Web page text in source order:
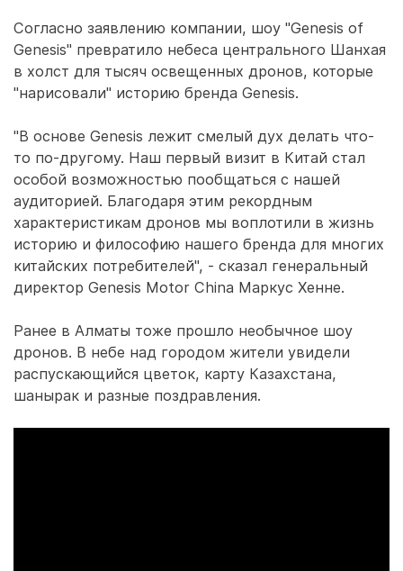
Согласно заявлению компании, шоу "Genesis of
Genesis" превратило небеса центрального Шанхая
в холст для тысяч освещенных дронов, которые
"нарисовали" историю бренда Genesis.
"В основе Genesis лежит смелый дух делать что-
то по-другому. Наш первый визит в Китай стал
особой возможностью пообщаться с нашей
аудиторией. Благодаря этим рекордным
характеристикам дронов мы воплотили в жизнь
историю и философию нашего бренда для многих
китайских потребителей", - сказал генеральный
директор Genesis Motor China Маркус Хенне.
Ранее в Алматы тоже прошло необычное шоу
дронов. В небе над городом жители увидели
распускающийся цветок, карту Казахстана,
шанырак и разные поздравления.